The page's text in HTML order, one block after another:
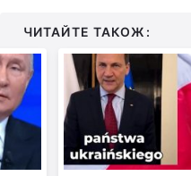
ЧИТАЙТЕ ТАКОЖ: